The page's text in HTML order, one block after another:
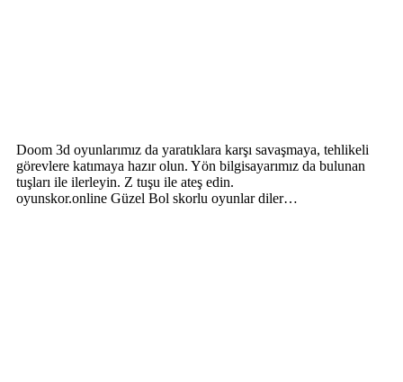
Doom 3d oyunlarımız da yaratıklara karşı savaşmaya, tehlikeli
görevlere katımaya hazır olun. Yön bilgisayarımız da bulunan
tuşları ile ilerleyin. Z tuşu ile ateş edin.
oyunskor.online Güzel Bol skorlu oyunlar diler…